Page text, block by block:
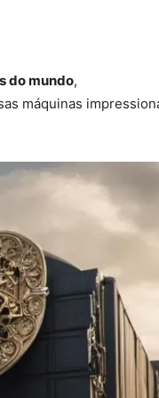
do mundo,
máquinas